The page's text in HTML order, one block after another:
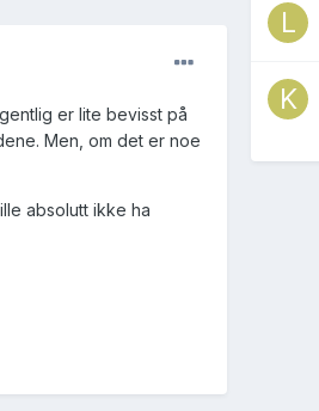
er lite bevisst på
Men, om det er noe
absolutt ikke ha